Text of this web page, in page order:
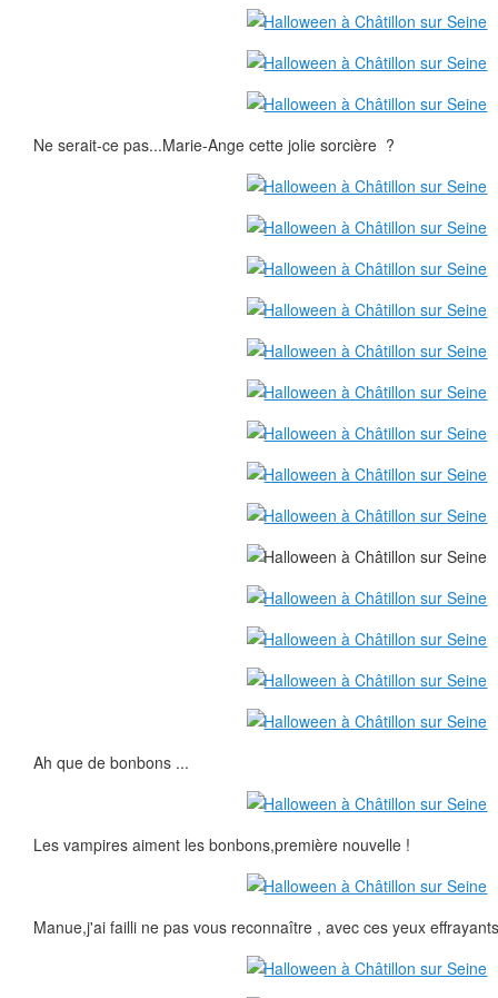
Ne serait-ce pas...Marie-Ange cette jolie sorcière ?
Ah que de bonbons ...
Les vampires aiment les bonbons,première nouvelle !
Manue,j'ai failli ne pas vous reconnaître , avec ces yeux